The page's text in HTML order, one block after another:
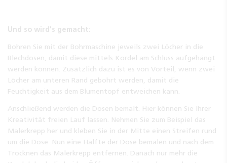
Und so wird's gemacht:
Bohren Sie mit der Bohrmaschine jeweils zwei Löcher in die
Blechdosen, damit diese mittels Kordel am Schluss aufgehängt
werden können. Zusätzlich dazu ist es von Vorteil, wenn zwei
Löcher am unteren Rand gebohrt werden, damit die
Feuchtigkeit aus dem Blumentopf entweichen kann.
Anschließend werden die Dosen bemalt. Hier können Sie Ihrer
Kreativität freien Lauf lassen. Nehmen Sie zum Beispiel das
Malerkrepp her und kleben Sie in der Mitte einen Streifen rund
um die Dose. Nun eine Hälfte der Dose bemalen und nach dem
Trocknen das Malerkrepp entfernen. Danach nur mehr die